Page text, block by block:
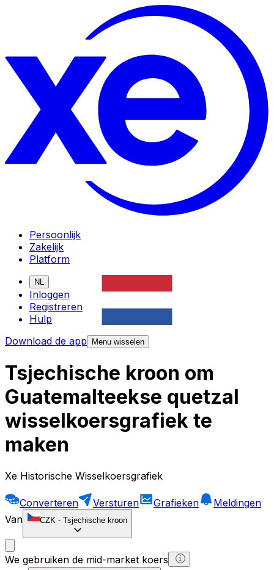
Persoonlijk
Zakelijk
Platform
NL
Inloggen
Registreren
Hulp
Download de app
Menu wisselen
Tsjechische kroon om
Guatemalteekse quetzal
wisselkoersgrafiek te
maken
Xe Historische Wisselkoersgrafiek
Converteren Versturen Grafieken
Meldingen
Van
CZK - Tsjechische kroon
We gebruiken de mid-market koers